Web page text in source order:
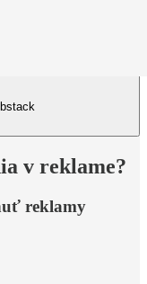
v reklame?
reklamy